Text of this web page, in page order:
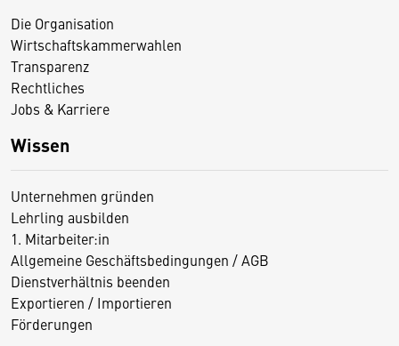
Die Organisation
Wirtschaftskammerwahlen
Transparenz
Rechtliches
Jobs & Karriere
Wissen
Unternehmen gründen
Lehrling ausbilden
1. Mitarbeiter:in
Allgemeine Geschäftsbedingungen / AGB
Dienstverhältnis beenden
Exportieren / Importieren
Förderungen